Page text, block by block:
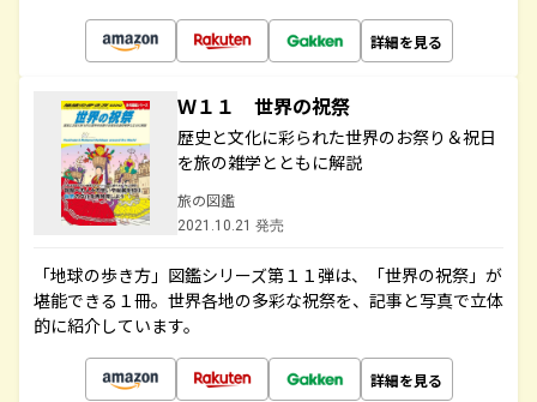
詳細を見る
Ｗ１１ 世界の祝祭
歴史と文化に彩られた世界のお祭り＆祝日
を旅の雑学とともに解説
旅の図鑑
2021.10.21 発売
「地球の歩き方」図鑑シリーズ第１１弾は、「世界の祝祭」が
堪能できる１冊。世界各地の多彩な祝祭を、記事と写真で立体
的に紹介しています。
詳細を見る